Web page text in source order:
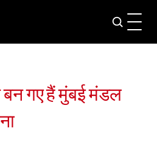
बन गए हैं मुंबई मंडल